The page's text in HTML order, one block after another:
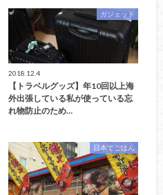
ガジェット
2018.12.4
【トラベルグッズ】年10回以上海
外出張している私が使っている忘
れ物防止のため…
日本でごはん